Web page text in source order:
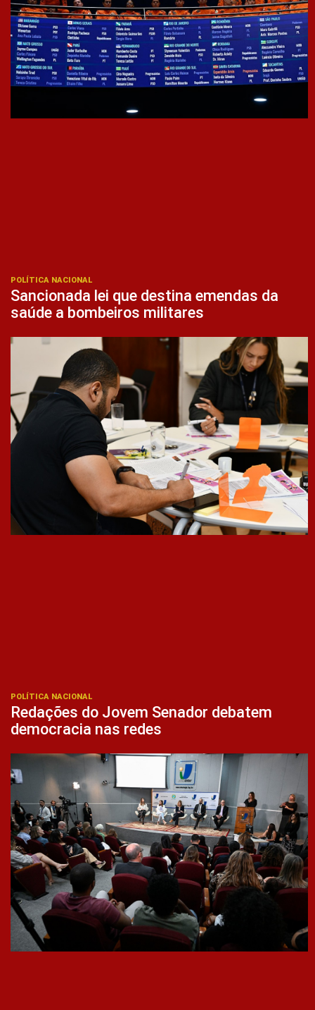
POLÍTICA NACIONAL
Sancionada lei que destina emendas da
saúde a bombeiros militares
POLÍTICA NACIONAL
Redações do Jovem Senador debatem
democracia nas redes